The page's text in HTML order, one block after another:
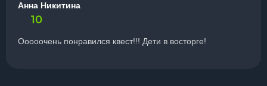
Анна Никитина
10
Ооооочень понравился квест!!! Дети в восторге!